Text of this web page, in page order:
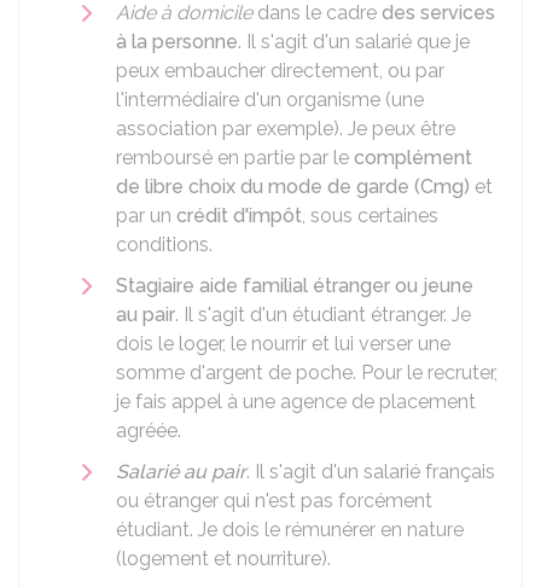
Aide à domiciledans le cadre des services
à la personne. Il s'agit d'un salarié que je
peux embaucher directement, ou par
l'intermédiaire d'un organisme (une
association par exemple). Je peux être
remboursé en partie par le complément
de libre choix du mode de garde (Cmg) et
par un crédit d'impôt, sous certaines
conditions.
Stagiaire aide familial étranger ou jeune
au pair. Il s'agit d'un étudiant étranger. Je
dois le loger, le nourrir et lui verser une
somme d'argent de poche. Pour le recruter,
je fais appel à une agence de placement
agréée.
Salarié au pair. Il s'agit d'un salarié français
ou étranger qui n'est pas forcément
étudiant. Je dois le rémunérer en nature
(logement et nourriture).